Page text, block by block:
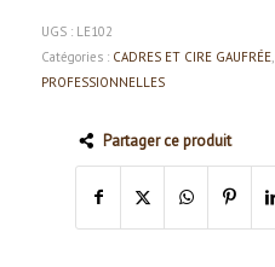
UGS : LE102
Catégories : CADRES ET CIRE GAUFRÉE,
PROFESSIONNELLES
Partager ce produit